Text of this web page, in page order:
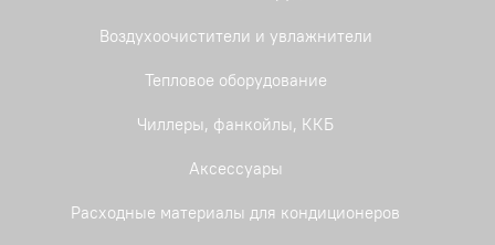
Воздухоочистители и увлажнители
Тепловое оборудование
Чиллеры, фанкойлы, ККБ
Аксессуары
Расходные материалы для кондиционеров